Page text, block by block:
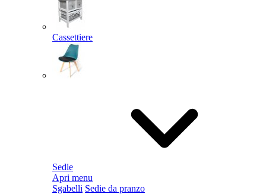
Cassettiere
Sedie
Apri menu
Sgabelli Sedie da pranzo